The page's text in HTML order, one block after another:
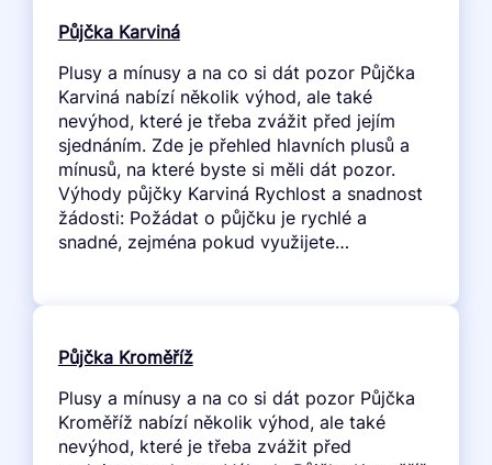
Půjčka Karviná
Plusy a mínusy a na co si dát pozor Půjčka
Karviná nabízí několik výhod, ale také
nevýhod, které je třeba zvážit před jejím
sjednáním. Zde je přehled hlavních plusů a
mínusů, na které byste si měli dát pozor.
Výhody půjčky Karviná Rychlost a snadnost
žádosti: Požádat o půjčku je rychlé a
snadné, zejména pokud využijete…
Půjčka Kroměříž
Plusy a mínusy a na co si dát pozor Půjčka
Kroměříž nabízí několik výhod, ale také
nevýhod, které je třeba zvážit před